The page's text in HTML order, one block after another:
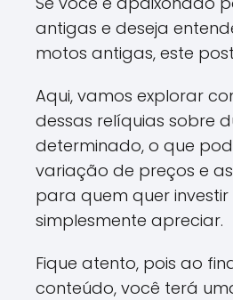
antigas e deseja
motos antigas, este
Aqui, vamos explorar
dessas relíquias sobre
determinado, o que
variação de preços e
para quem quer investir
simplesmente apreciar.
Fique atento, pois ao
conteúdo, você terá